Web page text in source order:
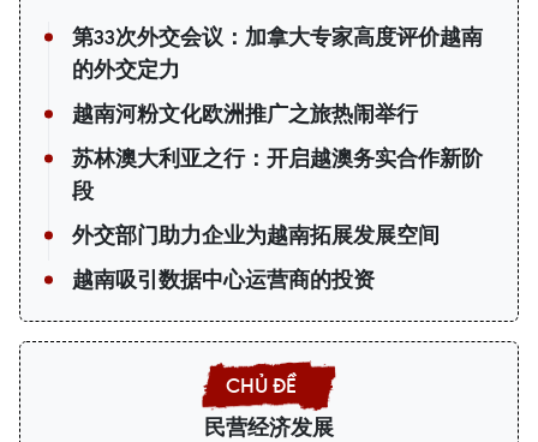
第33次外交会议：加拿大专家高度评价越南
的外交定力
越南河粉文化欧洲推广之旅热闹举行
苏林澳大利亚之行：开启越澳务实合作新阶
段
外交部门助力企业为越南拓展发展空间
越南吸引数据中心运营商的投资
民营经济发展